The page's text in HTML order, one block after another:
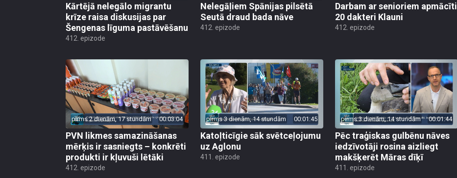
Kārtējā nelegālo migrantu
krīze raisa diskusijas par
Šengenas līguma pastāvēšanu
412. epizode
Nelegāļiem Spānijas pilsētā
Seutā draud bada nāve
412. epizode
Darbam ar senioriem apmācīti
20 dakteri Klauni
412. epizode
pirms 2 dienām, 17 stundām 00:03:04
PVN likmes samazināšanas
mērķis ir sasniegts – konkrēti
produkti ir kļuvuši lētāki
412. epizode
pirms 3 dienām, 14 stundām 00:01:45
Katoļticīgie sāk svētceļojumu
uz Aglonu
411. epizode
pirms 3 dienām, 14 stundām 00:01:44
Pēc traģiskas gulbēnu nāves
iedzīvotāji rosina aizliegt
makšķerēt Māras dīķī
411. epizode